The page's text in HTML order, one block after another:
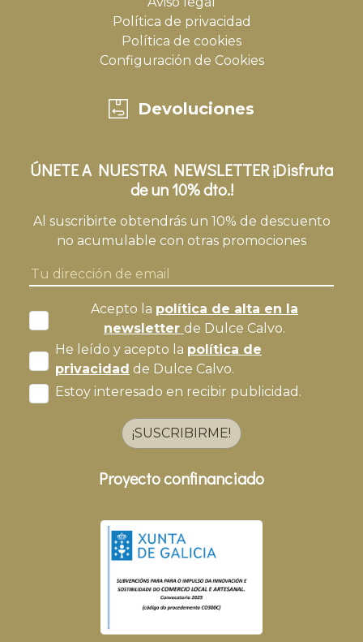
Política de privacidad
Política de cookies
Configuración de Cookies
Devoluciones
ÚNETE A NUESTRA NEWSLETTER ¡Disfruta
de un 10% dto.!
Al suscribirte obtendrás un 10% de descuento
no acumulable con otras promociones
Acepto la política de alta en la
newsletter de Dulce Calvo.
He leído y acepto la política de
privacidad de Dulce Calvo.
Estoy interesado en recibir publicidad.
¡SUSCRIBIRME!
Proyecto confinanciado